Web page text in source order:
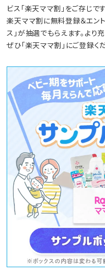
ビス「楽天ママ割」をご存じで
楽天ママ割に無料登録＆エン
ス」が抽選でもらえます。より
ぜひ「楽天ママ割」にご登録く